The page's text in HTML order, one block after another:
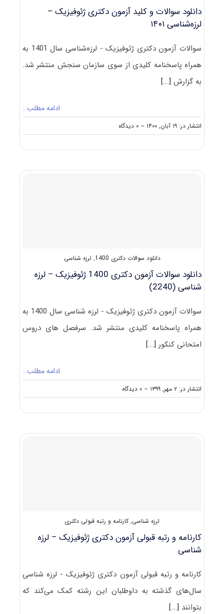
دانلود سوالات و کلید آزمون دکتری ژئوفیزیک –
لرزه‌شناسی ۱۴۰۱
سوالات آزمون دکتری ژئوفیزیک - لرزه‌شناسی سال 1401 به
همراه پاسخنامه کلیدی از سوی سازمان سنجش منتشر شد.
به گزارش[...]
ادامه مطلب…
انتشار در: ۱۹ آبان, ۱۴۰۰ -- ۰ دیدگاه
on
دانلود
آزمون
دانلود سوالات دکتری 1400 , لرزه شناسی
دانلود سوالات آزمون دکتری 1400 ژئوفیزیک – لرزه‌
شناسی (2240)
سوالات آزمون دکتری ژئوفیزیک - لرزه‌ شناسی سال 1400 به
همراه پاسخنامه کلیدی منتشر شد. سرفصل های دروس
امتحانی کنکور[...]
ادامه مطلب…
انتشار در: ۲ مهر, ۱۳۹۹ -- ۰ دیدگاه
on
دانلود
۱۴۰۰
لرزه شناسی,کارنامه و رتبه قبولی دکتری
کارنامه و رتبه قبولی آزمون دکتری ژئوفیزیک – لرزه
شناسی
کارنامه و رتبه قبولی آزمون دکتری ژئوفیزیک - لرزه شناسی
سال‌های گذشته به داوطلبان این رشته کمک می‌کند که
بتوانند [...]